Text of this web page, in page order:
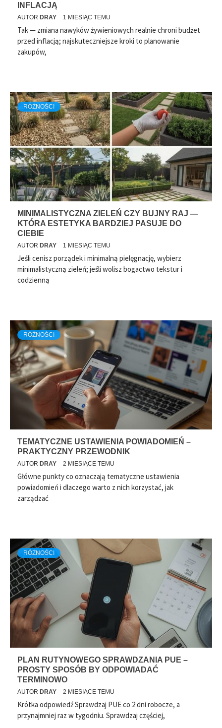
INFLACJĄ
AUTOR DRAY 1 MIESIĄC TEMU
Tak — zmiana nawyków żywieniowych realnie chroni budżet
przed inflacją; najskuteczniejsze kroki to planowanie
zakupów,
RÓŻNOŚCI
MINIMALISTYCZNA ZIELEŃ CZY BUJNY RAJ —
KTÓRA ESTETYKA BARDZIEJ PASUJE DO
CIEBIE
AUTOR DRAY 1 MIESIĄC TEMU
Jeśli cenisz porządek i minimalną pielęgnację, wybierz
minimalistyczną zieleń; jeśli wolisz bogactwo tekstur i
codzienną
RÓŻNOŚCI
TEMATYCZNE USTAWIENIA POWIADOMIEŃ –
PRAKTYCZNY PRZEWODNIK
AUTOR DRAY 2 MIESIĄCE TEMU
Główne punkty co oznaczają tematyczne ustawienia
powiadomień i dlaczego warto z nich korzystać, jak
zarządzać
RÓŻNOŚCI
PLAN RUTYNOWEGO SPRAWDZANIA PUE –
PROSTY SPOSÓB BY ODPOWIADAĆ
TERMINOWO
AUTOR DRAY 2 MIESIĄCE TEMU
Krótka odpowiedź Sprawdzaj PUE co 2 dni robocze, a
przynajmniej raz w tygodniu. Sprawdzaj częściej,